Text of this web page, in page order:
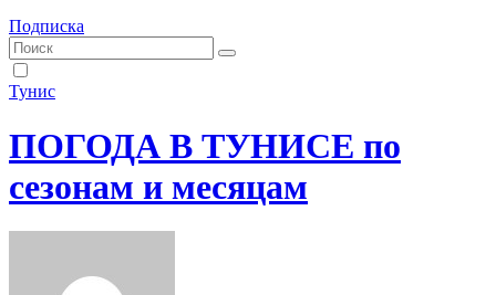
Подписка
Тунис
ПОГОДА В ТУНИСЕ по
сезонам и месяцам